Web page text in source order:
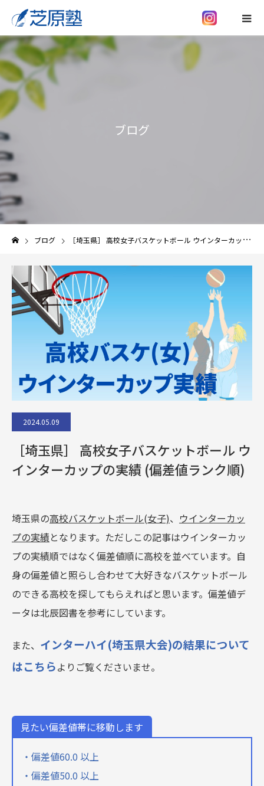
ブログ
ブログ ［埼玉県］ 高校女子バスケットボール ウインターカップの実績 (偏差値ランク順)
2024.05.09
［埼玉県］ 高校女子バスケットボール ウ
インターカップの実績 (偏差値ランク順)
埼玉県の高校バスケットボール(女子)、 ウインターカッ
プの実績となります。ただしこの記事はウインターカッ
プの実績順ではなく偏差値順に高校を並べています。自
身の偏差値と照らし合わせて大好きなバスケットボール
のできる高校を探してもらえればと思います。偏差値デ
ータは北辰図書を参考にしています。
また、 インターハイ(埼玉県大会)の結果について
はこちらよりご覧くださいませ。
見たい偏差値帯に移動します
・偏差値60.0 以上
・偏差値50.0 以上